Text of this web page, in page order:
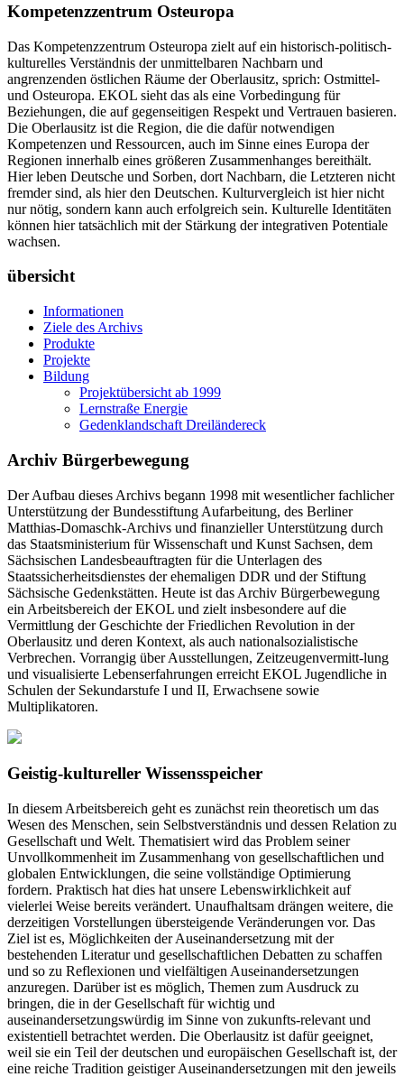
Kompetenzzentrum Osteuropa
Das Kompetenzzentrum Osteuropa zielt auf ein historisch-politisch-
kulturelles Verständnis der unmittelbaren Nachbarn und
angrenzenden östlichen Räume der Oberlausitz, sprich: Ostmittel-
und Osteuropa. EKOL sieht das als eine Vorbedingung für
Beziehungen, die auf gegenseitigen Respekt und Vertrauen basieren.
Die Oberlausitz ist die Region, die die dafür notwendigen
Kompetenzen und Ressourcen, auch im Sinne eines Europa der
Regionen innerhalb eines größeren Zusammenhanges bereithält.
Hier leben Deutsche und Sorben, dort Nachbarn, die Letzteren nicht
fremder sind, als hier den Deutschen. Kulturvergleich ist hier nicht
nur nötig, sondern kann auch erfolgreich sein. Kulturelle Identitäten
können hier tatsächlich mit der Stärkung der integrativen Potentiale
wachsen.
übersicht
Informationen
Ziele des Archivs
Produkte
Projekte
Bildung
Projektübersicht ab 1999
Lernstraße Energie
Gedenklandschaft Dreiländereck
Archiv Bürgerbewegung
Der Aufbau dieses Archivs begann 1998 mit wesentlicher fachlicher
Unterstützung der Bundesstiftung Aufarbeitung, des Berliner
Matthias-Domaschk-Archivs und finanzieller Unterstützung durch
das Staatsministerium für Wissenschaft und Kunst Sachsen, dem
Sächsischen Landesbeauftragten für die Unterlagen des
Staatssicherheitsdienstes der ehemaligen DDR und der Stiftung
Sächsische Gedenkstätten. Heute ist das Archiv Bürgerbewegung
ein Arbeitsbereich der EKOL und zielt insbesondere auf die
Vermittlung der Geschichte der Friedlichen Revolution in der
Oberlausitz und deren Kontext, als auch nationalsozialistische
Verbrechen. Vorrangig über Ausstellungen, Zeitzeugenvermitt-lung
und visualisierte Lebenserfahrungen erreicht EKOL Jugendliche in
Schulen der Sekundarstufe I und II, Erwachsene sowie
Multiplikatoren.
Geistig-kultureller Wissensspeicher
In diesem Arbeitsbereich geht es zunächst rein theoretisch um das
Wesen des Menschen, sein Selbstverständnis und dessen Relation zu
Gesellschaft und Welt. Thematisiert wird das Problem seiner
Unvollkommenheit im Zusammenhang von gesellschaftlichen und
globalen Entwicklungen, die seine vollständige Optimierung
fordern. Praktisch hat dies hat unsere Lebenswirklichkeit auf
vielerlei Weise bereits verändert. Unaufhaltsam drängen weitere, die
derzeitigen Vorstellungen übersteigende Veränderungen vor. Das
Ziel ist es, Möglichkeiten der Auseinandersetzung mit der
bestehenden Literatur und gesellschaftlichen Debatten zu schaffen
und so zu Reflexionen und vielfältigen Auseinandersetzungen
anzuregen. Darüber ist es möglich, Themen zum Ausdruck zu
bringen, die in der Gesellschaft für wichtig und
auseinandersetzungswürdig im Sinne von zukunfts-relevant und
existentiell betrachtet werden. Die Oberlausitz ist dafür geeignet,
weil sie ein Teil der deutschen und europäischen Gesellschaft ist, der
eine reiche Tradition geistiger Auseinandersetzungen mit den jeweils